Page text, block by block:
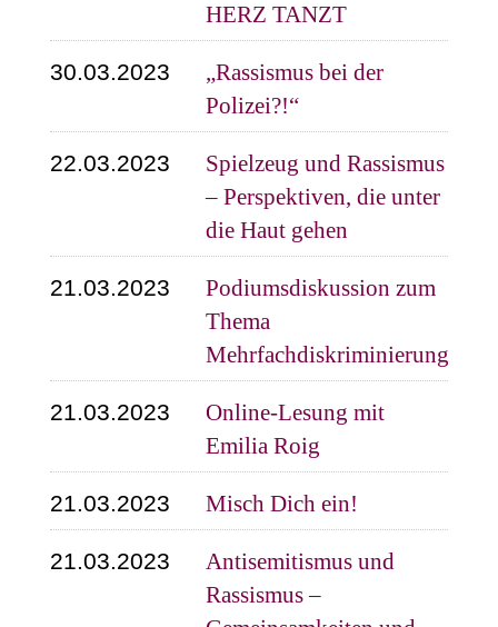
HERZ TANZT
30.03.2023
„Rassismus bei der
Polizei?!“
22.03.2023
Spielzeug und Rassismus
– Perspektiven, die unter
die Haut gehen
21.03.2023
Podiumsdiskussion zum
Thema
Mehrfachdiskriminierung
21.03.2023
Online-Lesung mit
Emilia Roig
21.03.2023 Misch Dich ein!
21.03.2023
Antisemitismus und
Rassismus –